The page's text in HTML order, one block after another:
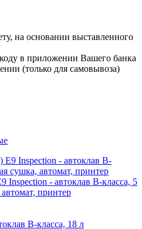
на основании выставленного
в приложении Вашего банка
(только для самовывоза)
Inspection - автоклав B-класса, 5
принтер